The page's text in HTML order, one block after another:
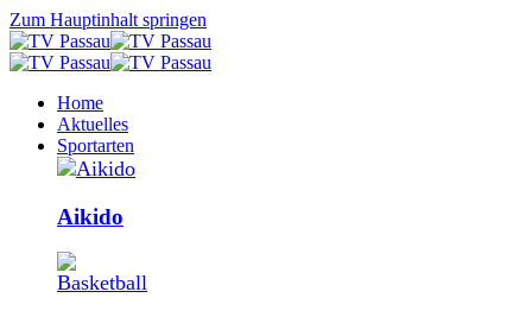
Zum Hauptinhalt springen
Home
Aktuelles
Sportarten
Aikido